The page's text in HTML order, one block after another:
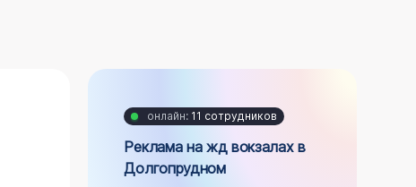
онлайн: 11 сотрудников
Реклама на жд вокзалах в
Долгопрудном